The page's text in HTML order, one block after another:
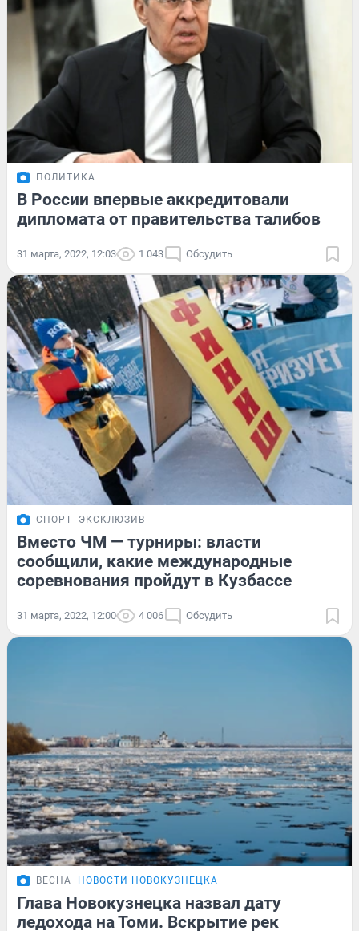
ПОЛИТИКА
В России впервые аккредитовали
дипломата от правительства талибов
31 марта, 2022, 12:03 1 043 Обсудить
СПОРТ ЭКСКЛЮЗИВ
Вместо ЧМ — турниры: власти
сообщили, какие международные
соревнования пройдут в Кузбассе
31 марта, 2022, 12:00 4 006 Обсудить
ВЕСНА НОВОСТИ НОВОКУЗНЕЦКА
Глава Новокузнецка назвал дату
ледохода на Томи. Вскрытие рек